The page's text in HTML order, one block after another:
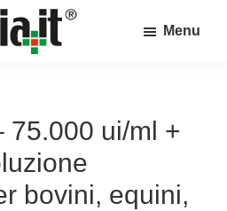
Menu
75.000 ui/ml +
bovini, equini,